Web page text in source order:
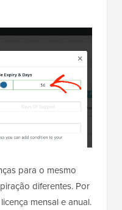
para o mesmo
diferentes. Por
mensal e anual.